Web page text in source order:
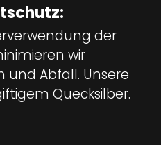
der
wir
und Abfall. Unsere
Quecksilber.